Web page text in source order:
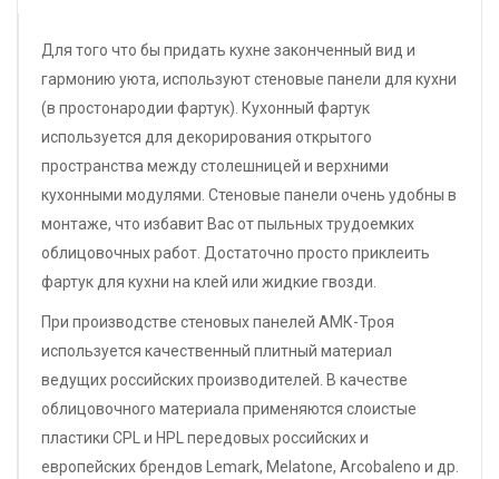
Для того что бы придать кухне законченный вид и
гармонию уюта, используют стеновые панели для кухни
(в простонародии фартук). Кухонный фартук
используется для декорирования открытого
пространства между столешницей и верхними
кухонными модулями. Стеновые панели очень удобны в
монтаже, что избавит Вас от пыльных трудоемких
облицовочных работ. Достаточно просто приклеить
фартук для кухни на клей или жидкие гвозди.
При производстве стеновых панелей АМК-Троя
используется качественный плитный материал
ведущих российских производителей. В качестве
облицовочного материала применяются слоистые
пластики CPL и HPL передовых российских и
европейских брендов Lemark, Melatone, Arcobaleno и др.